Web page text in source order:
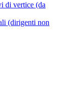
di vertice (da
(dirigenti non